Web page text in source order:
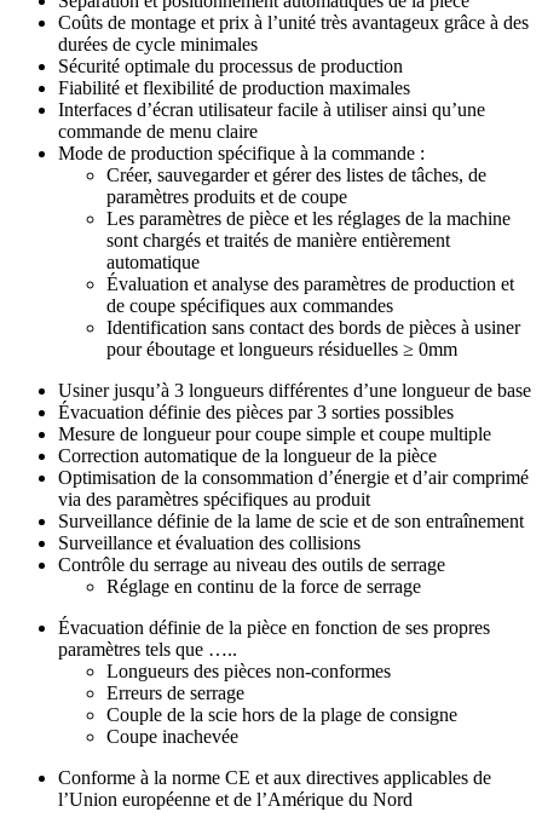
Coûts de montage et prix à l’unité très avantageux grâce à des
durées de cycle minimales
Sécurité optimale du processus de production
Fiabilité et flexibilité de production maximales
Interfaces d’écran utilisateur facile à utiliser ainsi qu’une
commande de menu claire
Mode de production spécifique à la commande :
Créer, sauvegarder et gérer des listes de tâches, de
paramètres produits et de coupe
Les paramètres de pièce et les réglages de la machine
sont chargés et traités de manière entièrement
automatique
Évaluation et analyse des paramètres de production et
de coupe spécifiques aux commandes
Identification sans contact des bords de pièces à usiner
pour éboutage et longueurs résiduelles ≥ 0mm
Usiner jusqu’à 3 longueurs différentes d’une longueur de base
Évacuation définie des pièces par 3 sorties possibles
Mesure de longueur pour coupe simple et coupe multiple
Correction automatique de la longueur de la pièce
Optimisation de la consommation d’énergie et d’air comprimé
via des paramètres spécifiques au produit
Surveillance définie de la lame de scie et de son entraînement
Surveillance et évaluation des collisions
Contrôle du serrage au niveau des outils de serrage
Réglage en continu de la force de serrage
Évacuation définie de la pièce en fonction de ses propres
paramètres tels que …..
Longueurs des pièces non-conformes
Erreurs de serrage
Couple de la scie hors de la plage de consigne
Coupe inachevée
Conforme à la norme CE et aux directives applicables de
l’Union européenne et de l’Amérique du Nord